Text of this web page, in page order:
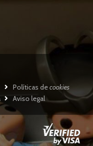
Políticas decookies
Aviso legal